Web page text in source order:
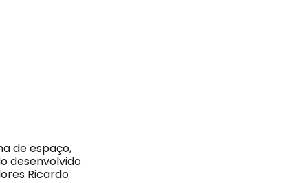
de espaço,
desenvolvido
Ricardo